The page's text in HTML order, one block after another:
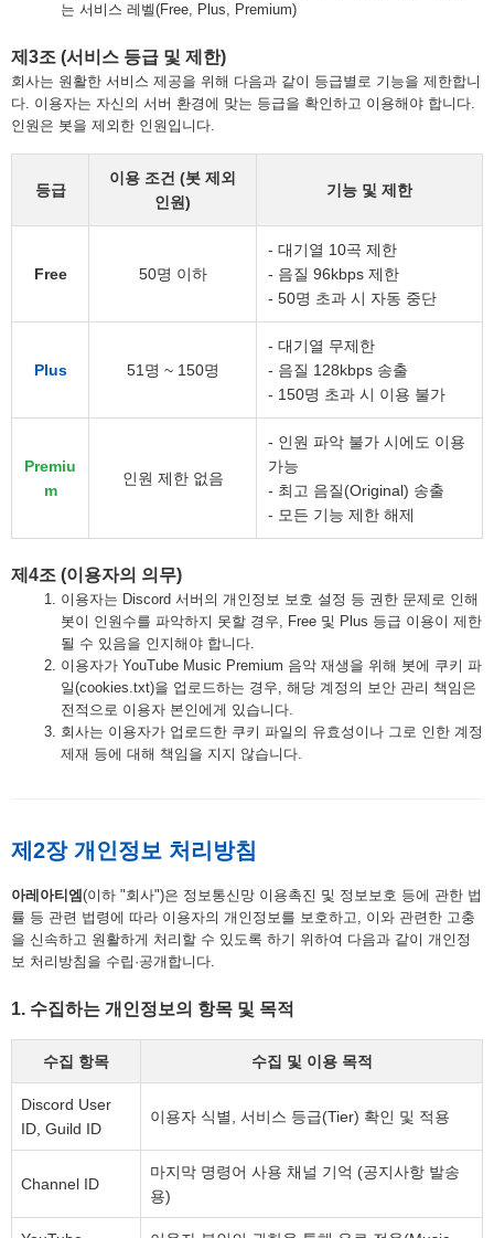
는 서비스 레벨(Free, Plus, Premium)
제3조 (서비스 등급 및 제한)
회사는 원활한 서비스 제공을 위해 다음과 같이 등급별로 기능을 제한합니
다. 이용자는 자신의 서버 환경에 맞는 등급을 확인하고 이용해야 합니다.
인원은 봇을 제외한 인원입니다.
등급
이용 조건 (봇 제외
인원)
기능 및 제한
Free 50명 이하
- 대기열 10곡 제한
- 음질 96kbps 제한
- 50명 초과 시 자동 중단
Plus 51명 ~ 150명
- 대기열 무제한
- 음질 128kbps 송출
- 150명 초과 시 이용 불가
Premiu
m
인원 제한 없음
- 인원 파악 불가 시에도 이용
가능
- 최고 음질(Original) 송출
- 모든 기능 제한 해제
제4조 (이용자의 의무)
이용자는 Discord 서버의 개인정보 보호 설정 등 권한 문제로 인해
봇이 인원수를 파악하지 못할 경우, Free 및 Plus 등급 이용이 제한
될 수 있음을 인지해야 합니다.
이용자가 YouTube Music Premium 음악 재생을 위해 봇에 쿠키 파
일(cookies.txt)을 업로드하는 경우, 해당 계정의 보안 관리 책임은
전적으로 이용자 본인에게 있습니다.
회사는 이용자가 업로드한 쿠키 파일의 유효성이나 그로 인한 계정
제재 등에 대해 책임을 지지 않습니다.
제2장 개인정보 처리방침
아레아티엠(이하 "회사")은 정보통신망 이용촉진 및 정보보호 등에 관한 법
률 등 관련 법령에 따라 이용자의 개인정보를 보호하고, 이와 관련한 고충
을 신속하고 원활하게 처리할 수 있도록 하기 위하여 다음과 같이 개인정
보 처리방침을 수립·공개합니다.
1. 수집하는 개인정보의 항목 및 목적
수집 항목 수집 및 이용 목적
Discord User
ID, Guild ID
이용자 식별, 서비스 등급(Tier) 확인 및 적용
Channel ID
마지막 명령어 사용 채널 기억 (공지사항 발송
용)